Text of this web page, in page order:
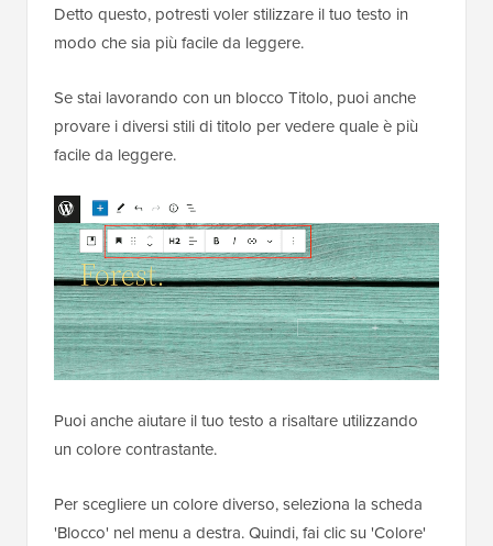
Detto questo, potresti voler stilizzare il tuo testo in
modo che sia più facile da leggere.
Se stai lavorando con un blocco Titolo, puoi anche
provare i diversi stili di titolo per vedere quale è più
facile da leggere.
Puoi anche aiutare il tuo testo a risaltare utilizzando
un colore contrastante.
Per scegliere un colore diverso, seleziona la scheda
'Blocco' nel menu a destra. Quindi, fai clic su 'Colore'